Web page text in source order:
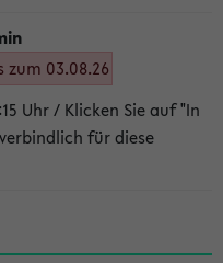
zum 03.08.26
Uhr / Klicken Sie auf "In
für diese